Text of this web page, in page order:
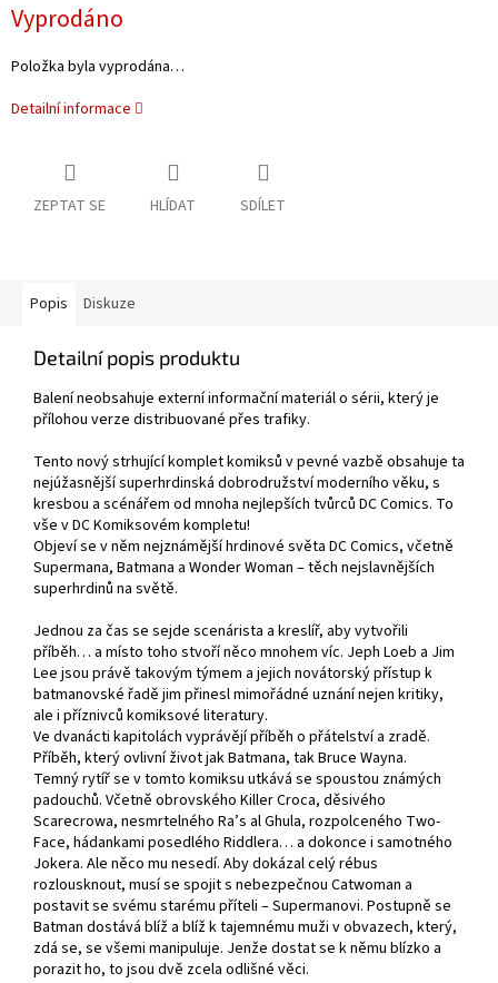
cena:
Vyprodáno
Položka byla vyprodána…
Detailní informace
ZEPTAT SE HLÍDAT SDÍLET
Popis Diskuze
Detailní popis produktu
Balení neobsahuje externí informační materiál o sérii, který je
přílohou verze distribuované přes trafiky.
Tento nový strhující komplet komiksů v pevné vazbě obsahuje ta
nejúžasnější superhrdinská dobrodružství moderního věku, s
kresbou a scénářem od mnoha nejlepších tvůrců DC Comics. To
vše v DC Komiksovém kompletu!
Objeví se v něm nejznámější hrdinové světa DC Comics, včetně
Supermana, Batmana a Wonder Woman – těch nejslavnějších
superhrdinů na světě.
Jednou za čas se sejde scenárista a kreslíř, aby vytvořili
příběh… a místo toho stvoří něco mnohem víc. Jeph Loeb a Jim
Lee jsou právě takovým týmem a jejich novátorský přístup k
batmanovské řadě jim přinesl mimořádné uznání nejen kritiky,
ale i příznivců komiksové literatury.
Ve dvanácti kapitolách vyprávějí příběh o přátelství a zradě.
Příběh, který ovlivní život jak Batmana, tak Bruce Wayna.
Temný rytíř se v tomto komiksu utkává se spoustou známých
padouchů. Včetně obrovského Killer Croca, děsivého
Scarecrowa, nesmrtelného Ra’s al Ghula, rozpolceného Two-
Face, hádankami posedlého Riddlera… a dokonce i samotného
Jokera. Ale něco mu nesedí. Aby dokázal celý rébus
rozlousknout, musí se spojit s nebezpečnou Catwoman a
postavit se svému starému příteli – Supermanovi. Postupně se
Batman dostává blíž a blíž k tajemnému muži v obvazech, který,
zdá se, se všemi manipuluje. Jenže dostat se k němu blízko a
porazit ho, to jsou dvě zcela odlišné věci.